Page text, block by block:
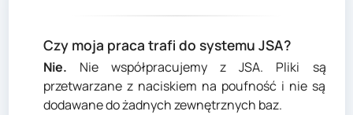
Czy moja praca trafi do systemu JSA?
Nie. Nie współpracujemy z JSA. Pliki są
przetwarzane z naciskiem na poufność i nie są
dodawane do żadnych zewnętrznych baz.